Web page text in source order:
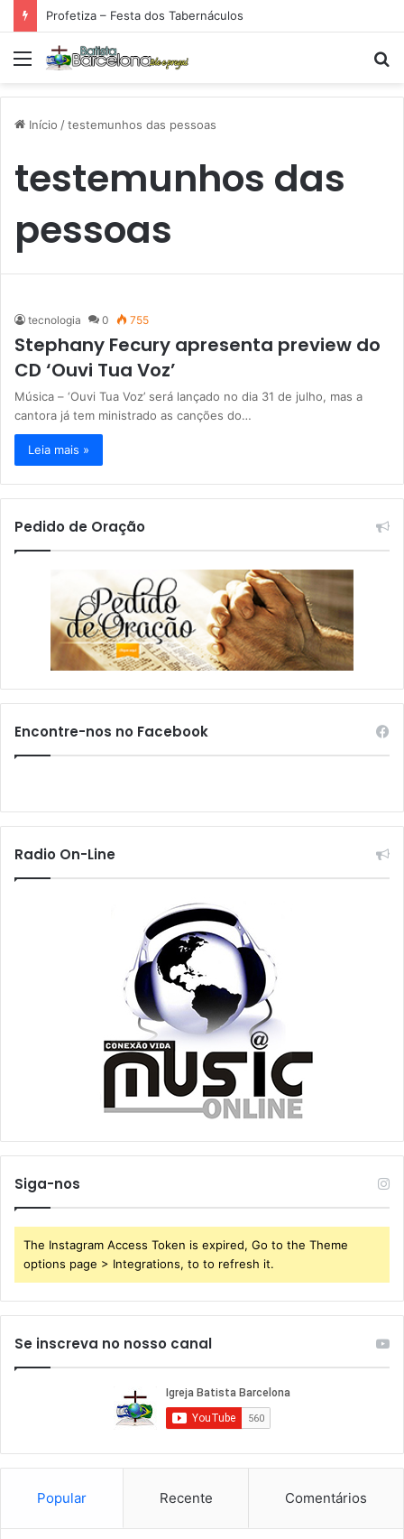
Profetiza – Festa dos Tabernáculos
Menu
Início /testemunhos das pessoas
testemunhos das
pessoas
tecnologia 0 755
Stephany Fecury apresenta preview do
CD ‘Ouvi Tua Voz’
Música – ‘Ouvi Tua Voz’ será lançado no dia 31 de julho, mas a
cantora já tem ministrado as canções do…
Leia mais »
Pedido de Oração
Encontre-nos no Facebook
Radio On-Line
Siga-nos
The Instagram Access Token is expired, Go to the Theme
options page > Integrations, to to refresh it.
Se inscreva no nosso canal
Popular Recente Comentários